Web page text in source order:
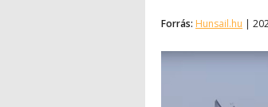
Forrás: Hunsail.hu |